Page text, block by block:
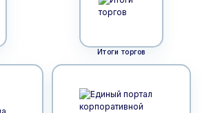
Итоги торгов